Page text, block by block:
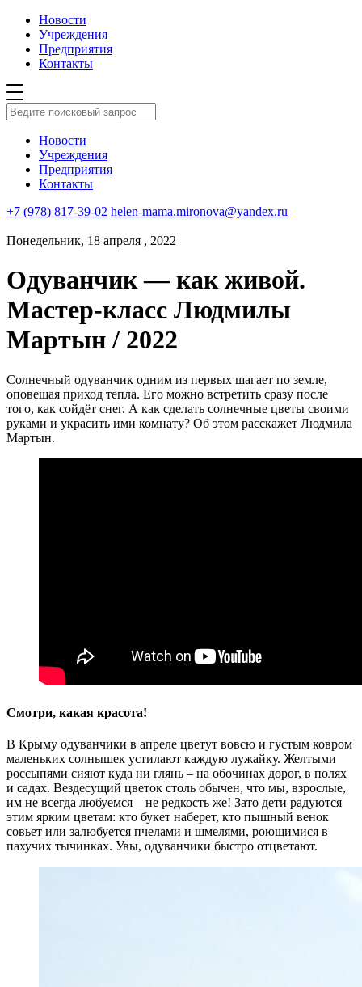
Новости
Учреждения
Предприятия
Контакты
Новости
Учреждения
Предприятия
Контакты
+7 (978) 817-39-02 helen-mama.mironova@yandex.ru
Понедельник, 18 апреля , 2022
Одуванчик — как живой.
Мастер-класс Людмилы
Мартын / 2022
Солнечный одуванчик одним из первых шагает по земле,
оповещая приход тепла. Его можно встретить сразу после
того, как сойдёт снег. А как сделать солнечные цветы своими
руками и украсить ими комнату? Об этом расскажет Людмила
Мартын.
Смотри, какая красота!
В Крыму одуванчики в апреле цветут вовсю и густым ковром
маленьких солнышек устилают каждую лужайку. Желтыми
россыпями сияют куда ни глянь – на обочинах дорог, в полях
и садах. Вездесущий цветок столь обычен, что мы, взрослые,
им не всегда любуемся – не редкость же! Зато дети радуются
этим ярким цветам: кто букет наберет, кто пышный венок
совьет или залюбуется пчелами и шмелями, роющимися в
пахучих тычинках. Увы, одуванчики быстро отцветают.